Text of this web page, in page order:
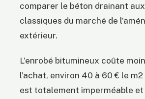
comparer le béton drainant
classiques du marché de
extérieur.
L’enrobé bitumineux coûte
l’achat, environ 40 à 60 € le
est totalement imperméable